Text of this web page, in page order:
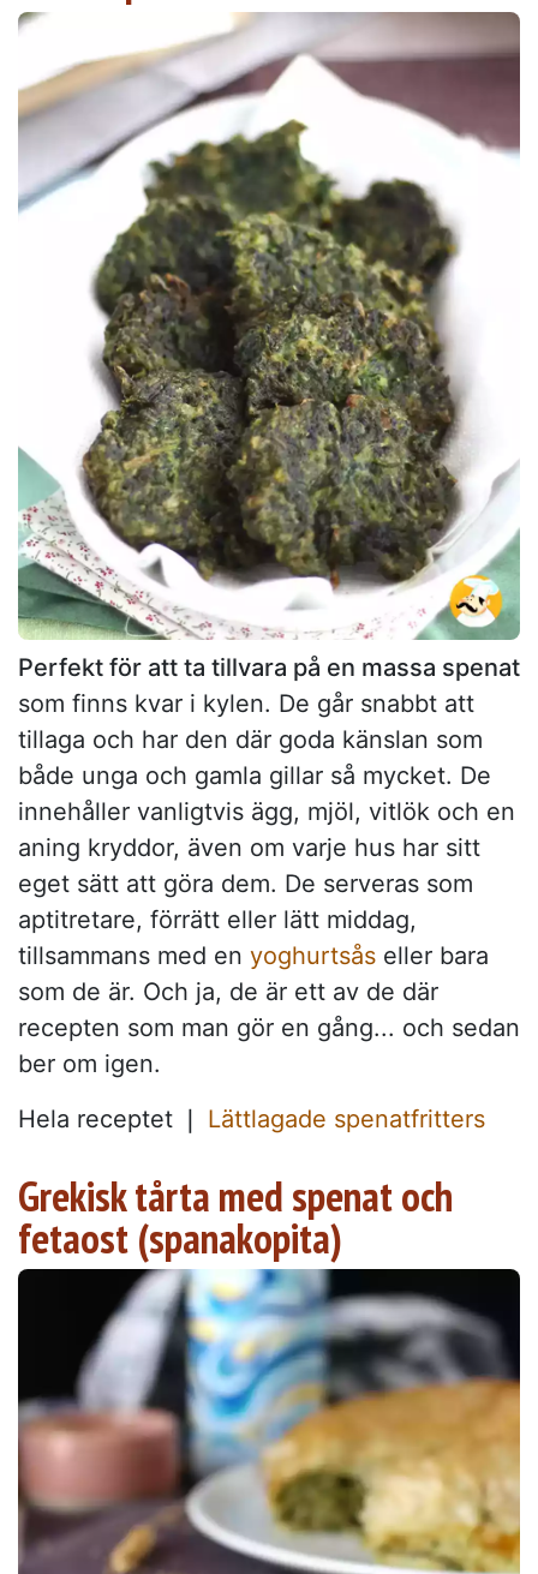
Perfekt för att ta tillvara på en massa spenat
som finns kvar i kylen. De går snabbt att
tillaga och har den där goda känslan som
både unga och gamla gillar så mycket. De
innehåller vanligtvis ägg, mjöl, vitlök och en
aning kryddor, även om varje hus har sitt
eget sätt att göra dem. De serveras som
aptitretare, förrätt eller lätt middag,
tillsammans med en yoghurtsås eller bara
som de är. Och ja, de är ett av de där
recepten som man gör en gång... och sedan
ber om igen.
Hela receptet ❘ Lättlagade spenatfritters
Grekisk tårta med spenat och
fetaost (spanakopita)